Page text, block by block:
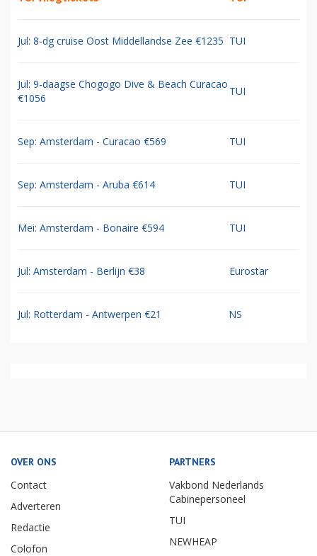
Jul: 8-dg cruise Oost Middellandse Zee €1235 TUI
Jul: 9-daagse Chogogo Dive & Beach Curacao
€1056
TUI
Sep: Amsterdam - Curacao €569 TUI
Sep: Amsterdam - Aruba €614 TUI
Mei: Amsterdam - Bonaire €594 TUI
Jul: Amsterdam - Berlijn €38 Eurostar
Jul: Rotterdam - Antwerpen €21 NS
OVER ONS
Contact
Adverteren
Redactie
Colofon
PARTNERS
Vakbond Nederlands
Cabinepersoneel
TUI
NEWHEAP